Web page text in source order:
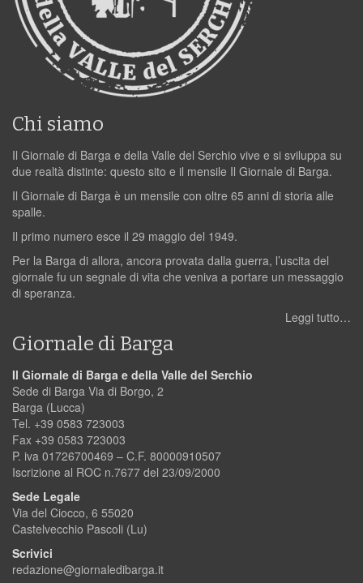
Chi siamo
Il Giornale di Barga e della Valle del Serchio vive e si sviluppa su
due realtà distinte: questo sito e il mensile Il Giornale di Barga.
Il Giornale di Barga è un mensile con oltre 65 anni di storia alle
spalle.
Il primo numero esce il 29 maggio del 1949.
Per la Barga di allora, ancora provata dalla guerra, l’uscita del
giornale fu un segnale di vita che veniva a portare un messaggio
di speranza.
Leggi tutto…
Giornale di Barga
Il Giornale di Barga e della Valle del Serchio
Sede di Barga Via di Borgo, 2
Barga (Lucca)
Tel. +39 0583 723003
Fax +39 0583 723003
P. iva 01726700469 – C.F. 80000910507
Iscrizione al ROC n.7677 del 23/09/2000
Sede Legale
Via del Ciocco, 6 55020
Castelvecchio Pascoli (Lu)
Scrivici
redazione@giornaledibarga.it